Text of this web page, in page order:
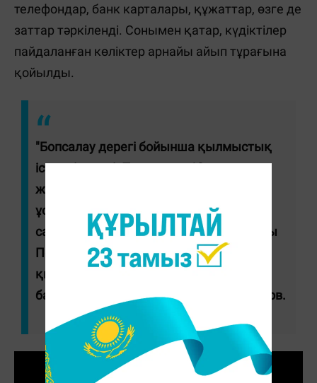
телефондар, банк карталары, құжаттар, өзге де
заттар тәркіленді. Сонымен қатар, күдіктілер
пайдаланған көліктер арнайы айып тұрағына
қойылды.
"Бопсалау дерегі бойынша қылмыстық
істер тіркелді. Полицияға 10 адам
жеткізіліп, олардың төртеуіне қамауда
ұстау түріндегі бұлтартпау шарасы
санкцияланды", - деді Павлодар облысы
Полиция департаменті ұйымдасқан
қылмысқа қарсы күрес басқармасы
бастығының орынбасары Диас Қадыров.